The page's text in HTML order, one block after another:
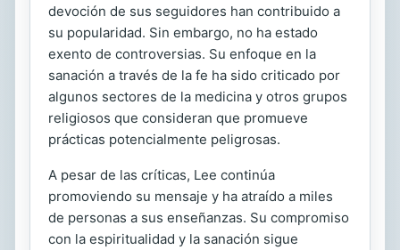
devoción de sus seguidores han contribuido a
su popularidad. Sin embargo, no ha estado
exento de controversias. Su enfoque en la
sanación a través de la fe ha sido criticado por
algunos sectores de la medicina y otros grupos
religiosos que consideran que promueve
prácticas potencialmente peligrosas.
A pesar de las críticas, Lee continúa
promoviendo su mensaje y ha atraído a miles
de personas a sus enseñanzas. Su compromiso
con la espiritualidad y la sanación sigue